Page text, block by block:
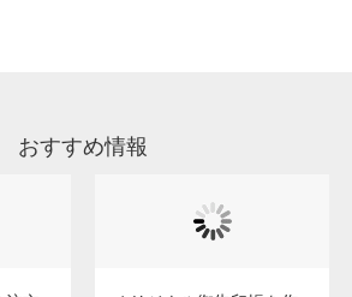
おすすめ情報